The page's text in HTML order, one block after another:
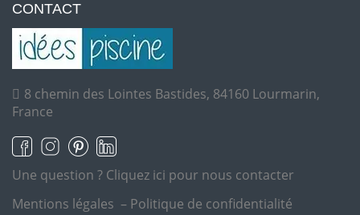
CONTACT
8 chemin des Lointes Bastides, 84160 Lourmarin,
France
Une question ? Cliquez ici pour nous contacter
Mentions légales – Politique de confidentialité